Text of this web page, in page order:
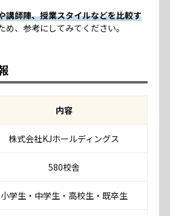
講師陣、授業スタイルなどを比較す
め、参考にしてみてください。
内容
株式会社KJホールディングス
580校舎
小学生・中学生・高校生・既卒生